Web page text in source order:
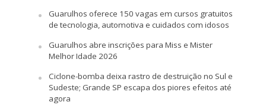
Guarulhos oferece 150 vagas em cursos gratuitos
de tecnologia, automotiva e cuidados com idosos
Guarulhos abre inscrições para Miss e Mister
Melhor Idade 2026
Ciclone-bomba deixa rastro de destruição no Sul e
Sudeste; Grande SP escapa dos piores efeitos até
agora